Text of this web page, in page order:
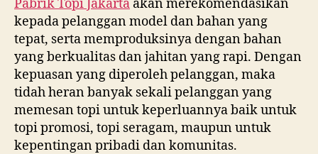
Pabrik Topi Jakarta akan merekomendasikan
kepada pelanggan model dan bahan yang
tepat, serta memproduksinya dengan bahan
yang berkualitas dan jahitan yang rapi. Dengan
kepuasan yang diperoleh pelanggan, maka
tidah heran banyak sekali pelanggan yang
memesan topi untuk keperluannya baik untuk
topi promosi, topi seragam, maupun untuk
kepentingan pribadi dan komunitas.